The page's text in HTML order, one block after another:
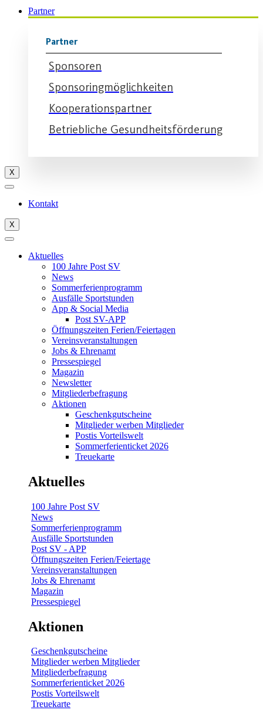
Partner
Partner
Sponsoren
Sponsoringmöglichkeiten
Kooperationspartner
Betriebliche Gesundheitsförderung
X
Kontakt
X
Aktuelles
100 Jahre Post SV
News
Sommerferienprogramm
Ausfälle Sportstunden
App & Social Media
Post SV-APP
Öffnungszeiten Ferien/Feiertagen
Vereinsveranstaltungen
Jobs & Ehrenamt
Pressespiegel
Magazin
Newsletter
Mitgliederbefragung
Aktionen
Geschenkgutscheine
Mitglieder werben Mitglieder
Postis Vorteilswelt
Sommerferienticket 2026
Treuekarte
Aktuelles
100 Jahre Post SV
News
Sommerferienprogramm
Ausfälle Sportstunden
Post SV - APP
Öffnungszeiten Ferien/Feiertage
Vereinsveranstaltungen
Jobs & Ehrenamt
Magazin
Pressespiegel
Aktionen
Geschenkgutscheine
Mitglieder werben Mitglieder
Mitgliederbefragung
Sommerferienticket 2026
Postis Vorteilswelt
Treuekarte